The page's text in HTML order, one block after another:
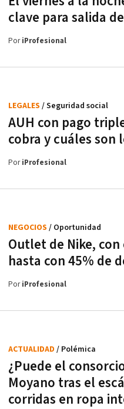
clave para salida
PoriProfesional
AUH con pago
cobra y cuáles son
LEGALES / Seguridad social
PoriProfesional
Outlet de Nike,
hasta con 45% de
NEGOCIOS / Oportunidad
PoriProfesional
¿Puede el
Moyano tras el
corridas en ropa
ACTUALIDAD / Polémica